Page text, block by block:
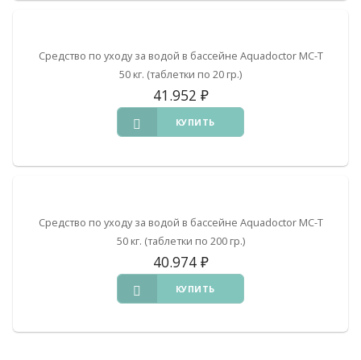
Средство по уходу за водой в бассейне Aquadoctor MC-T
50 кг. (таблетки по 20 гр.)
41.952 ₽
КУПИТЬ
Средство по уходу за водой в бассейне Aquadoctor MC-T
50 кг. (таблетки по 200 гр.)
40.974 ₽
КУПИТЬ